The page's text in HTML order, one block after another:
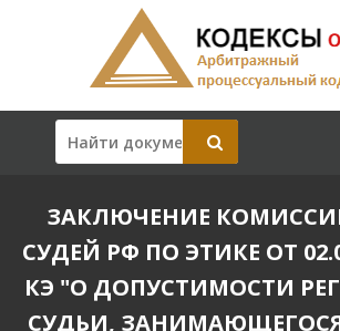
ЗАКЛЮЧЕНИЕ
СУДЕЙ РФ ПО ЭТИКЕ ОТ
КЭ "О ДОПУСТИМОСТИ
СУДЬИ,